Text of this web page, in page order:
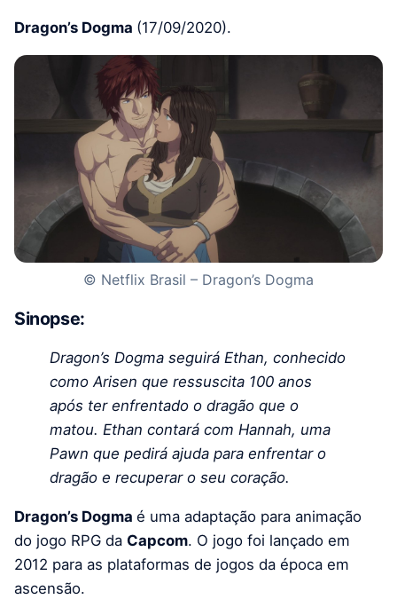
Dragon’s Dogma (17/09/2020).
© Netflix Brasil – Dragon’s Dogma
Sinopse:
Dragon’s Dogma seguirá Ethan, conhecido
como Arisen que ressuscita 100 anos
após ter enfrentado o dragão que o
matou. Ethan contará com Hannah, uma
Pawn que pedirá ajuda para enfrentar o
dragão e recuperar o seu coração.
Dragon’s Dogma é uma adaptação para animação
do jogo RPG da Capcom. O jogo foi lançado em
2012 para as plataformas de jogos da época em
ascensão.